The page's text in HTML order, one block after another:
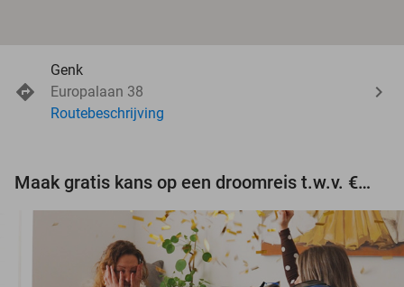
Genk
Europalaan 38
Routebeschrijving
Maak gratis kans op een droomreis t.w.v. €3.000!